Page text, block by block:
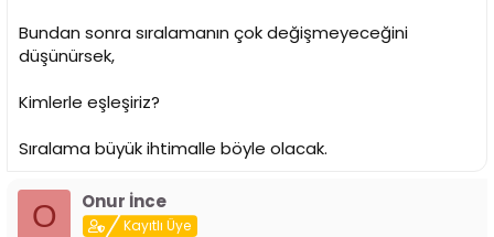
Bundan sonra sıralamanın çok değişmeyeceğini
düşünürsek,
Kimlerle eşleşiriz?
Sıralama büyük ihtimalle böyle olacak.
O Onur İnce
Kayıtlı Üye